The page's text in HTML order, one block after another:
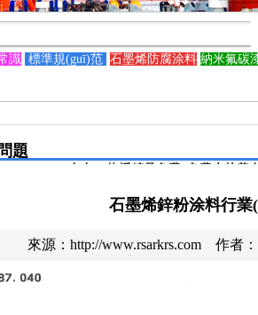
識 標準規(guī)范 石墨烯防腐涂料 納米氟碳
題
石墨烯鋅粉涂料行業
來源：http://www.rsarkrs.com 作者